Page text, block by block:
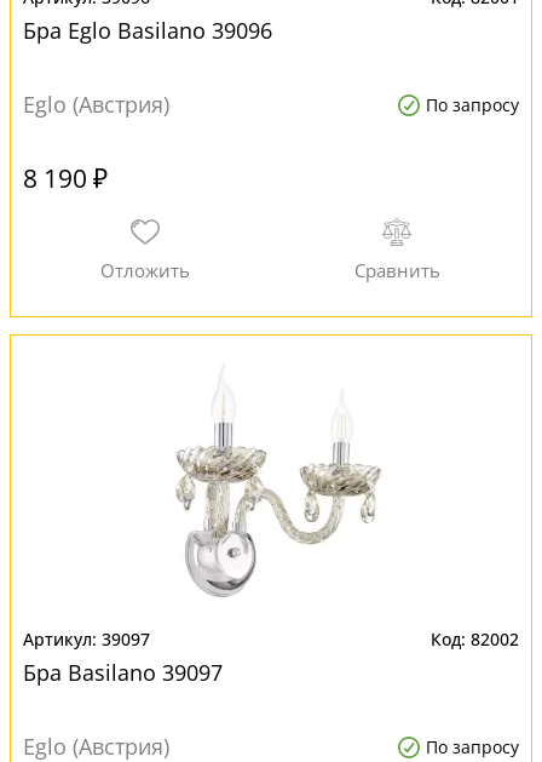
Бра Eglo Basilano 39096
Eglo (Австрия) По запросу
8 190 ₽
39097 82002
Бра Basilano 39097
Eglo (Австрия) По запросу